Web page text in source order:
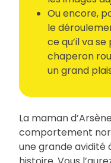
Ou encore,
le
ce qu’il va
chaperon
un grand
La maman
comportement
une grande avidité